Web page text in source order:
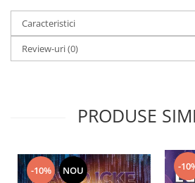
Caracteristici
Review-uri(0)
PRODUSE
-10% NOU -